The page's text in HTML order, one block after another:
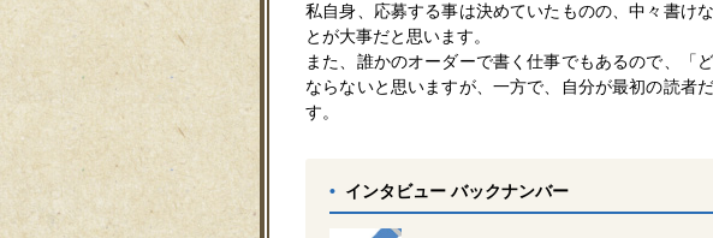
私自身、応募する事は決めていたものの、中々書け
とが大事だと思います。
また、誰かのオーダーで書く仕事でもあるので、「
ならないと思いますが、一方で、自分が最初の読者
す。
• インタビュー バックナンバー